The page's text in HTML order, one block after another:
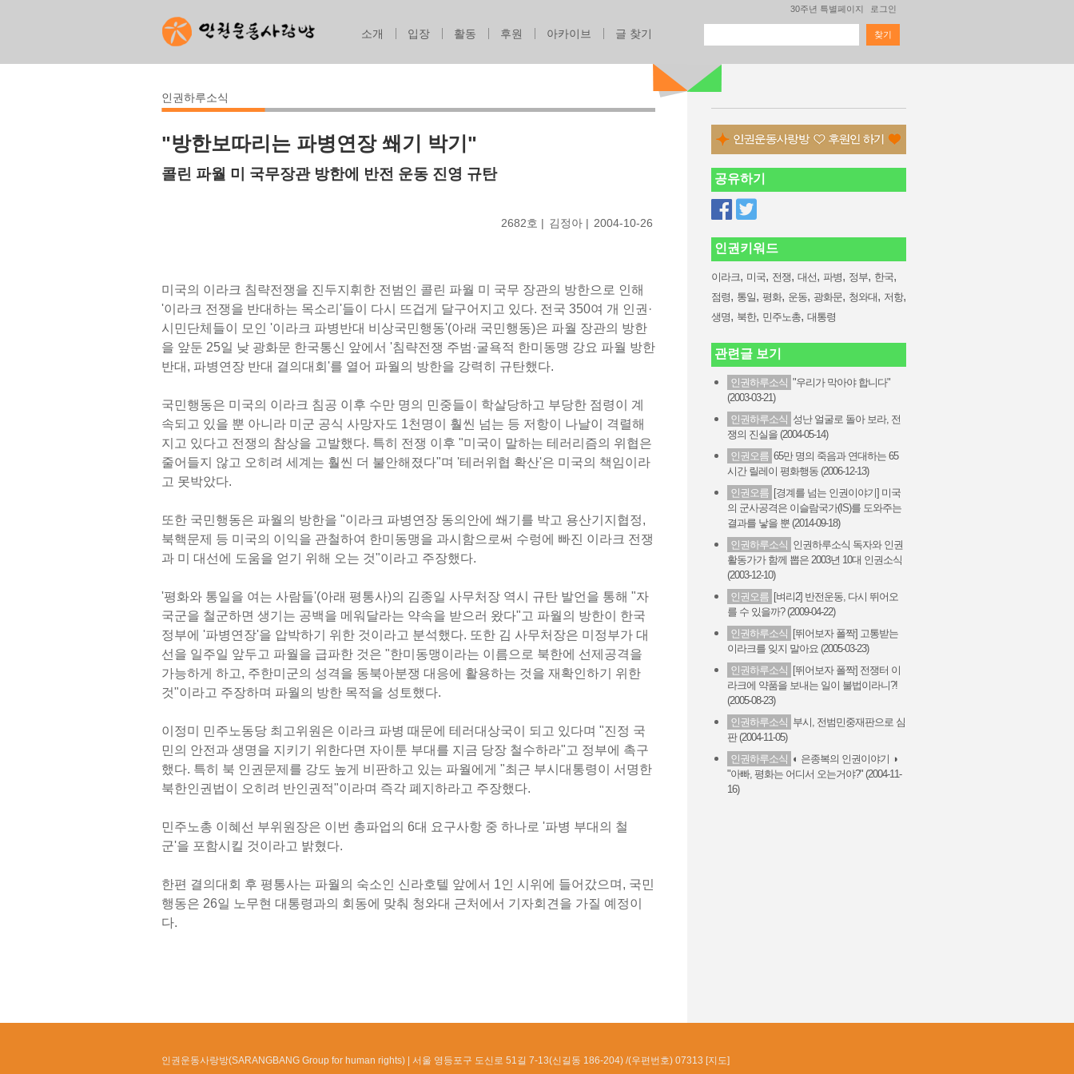
30주년 특별페이지 로그인
인권하루소식
"방한보따리는 파병연장 쐐기 박기"
콜린 파월 미 국무장관 방한에 반전 운동 진영 규탄
2682호 김정아 2004-10-26
미국의 이라크 침략전쟁을 진두지휘한 전범인 콜린 파월 미 국무 장관의 방한으로 인해
'이라크 전쟁을 반대하는 목소리'들이 다시 뜨겁게 달구어지고 있다. 전국 350여 개 인권·
시민단체들이 모인 '이라크 파병반대 비상국민행동'(아래 국민행동)은 파월 장관의 방한
을 앞둔 25일 낮 광화문 한국통신 앞에서 '침략전쟁 주범·굴욕적 한미동맹 강요 파월 방한
반대, 파병연장 반대 결의대회'를 열어 파월의 방한을 강력히 규탄했다.
국민행동은 미국의 이라크 침공 이후 수만 명의 민중들이 학살당하고 부당한 점령이 계
속되고 있을 뿐 아니라 미군 공식 사망자도 1천명이 훨씬 넘는 등 저항이 나날이 격렬해
지고 있다고 전쟁의 참상을 고발했다. 특히 전쟁 이후 "미국이 말하는 테러리즘의 위협은
줄어들지 않고 오히려 세계는 훨씬 더 불안해졌다"며 '테러위협 확산'은 미국의 책임이라
고 못박았다.
또한 국민행동은 파월의 방한을 "이라크 파병연장 동의안에 쐐기를 박고 용산기지협정,
북핵문제 등 미국의 이익을 관철하여 한미동맹을 과시함으로써 수렁에 빠진 이라크 전쟁
과 미 대선에 도움을 얻기 위해 오는 것"이라고 주장했다.
'평화와 통일을 여는 사람들'(아래 평통사)의 김종일 사무처장 역시 규탄 발언을 통해 "자
국군을 철군하면 생기는 공백을 메워달라는 약속을 받으러 왔다"고 파월의 방한이 한국
정부에 '파병연장'을 압박하기 위한 것이라고 분석했다. 또한 김 사무처장은 미정부가 대
선을 일주일 앞두고 파월을 급파한 것은 "한미동맹이라는 이름으로 북한에 선제공격을
가능하게 하고, 주한미군의 성격을 동북아분쟁 대응에 활용하는 것을 재확인하기 위한
것"이라고 주장하며 파월의 방한 목적을 성토했다.
이정미 민주노동당 최고위원은 이라크 파병 때문에 테러대상국이 되고 있다며 "진정 국
민의 안전과 생명을 지키기 위한다면 자이툰 부대를 지금 당장 철수하라"고 정부에 촉구
했다. 특히 북 인권문제를 강도 높게 비판하고 있는 파월에게 "최근 부시대통령이 서명한
북한인권법이 오히려 반인권적"이라며 즉각 폐지하라고 주장했다.
민주노총 이혜선 부위원장은 이번 총파업의 6대 요구사항 중 하나로 '파병 부대의 철
군'을 포함시킬 것이라고 밝혔다.
한편 결의대회 후 평통사는 파월의 숙소인 신라호텔 앞에서 1인 시위에 들어갔으며, 국민
행동은 26일 노무현 대통령과의 회동에 맞춰 청와대 근처에서 기자회견을 가질 예정이
다.
검색 폼
소개 입장 활동 후원 아카이브 글 찾기
공유하기
인권키워드
이라크, 미국, 전쟁, 대선, 파병, 정부, 한국,
점령, 통일, 평화, 운동, 광화문, 청와대, 저항,
생명, 북한, 민주노총, 대통령
관련글 보기
인권하루소식 "우리가 막아야 합니다"
(2003-03-21)
인권하루소식 성난 얼굴로 돌아 보라, 전
쟁의 진실을 (2004-05-14)
인권오름 65만 명의 죽음과 연대하는 65
시간 릴레이 평화행동 (2006-12-13)
인권오름 [경계를 넘는 인권이야기] 미국
의 군사공격은 이슬람국가(IS)를 도와주는
결과를 낳을 뿐 (2014-09-18)
인권하루소식 인권하루소식 독자와 인권
활동가가 함께 뽑은 2003년 10대 인권소식
(2003-12-10)
인권오름 [벼리2] 반전운동, 다시 뛰어오
를 수 있을까? (2009-04-22)
인권하루소식 [뛰어보자 폴짝] 고통받는
이라크를 잊지 말아요 (2005-03-23)
인권하루소식 [뛰어보자 폴짝] 전쟁터 이
라크에 약품을 보내는 일이 불법이라니?!
(2005-08-23)
인권하루소식 부시, 전범민중재판으로 심
판 (2004-11-05)
인권하루소식 ◐ 은종복의 인권이야기 ◑
"아빠, 평화는 어디서 오는거야?" (2004-11-
16)
인권운동사랑방(SARANGBANG Group for human rights) 서울 영등포구 도신로 51길 7-13(신길동 186-204) /(우편번호) 07313 [지도]